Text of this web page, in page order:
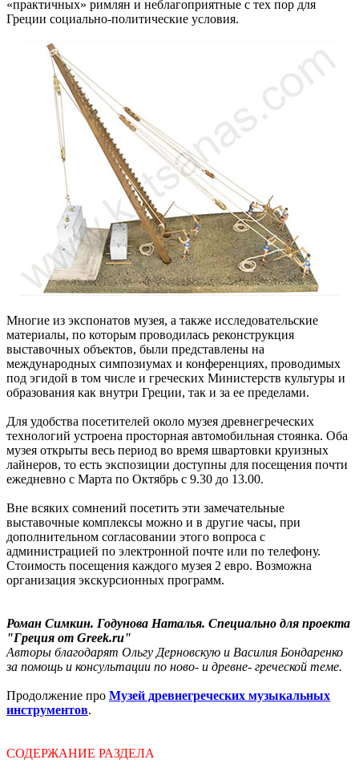
«практичных» римлян и неблагоприятные с тех пор для
Греции социально-политические условия.
Многие из экспонатов музея, а также исследовательские
материалы, по которым проводилась реконструкция
выставочных объектов, были представлены на
международных симпозиумах и конференциях, проводимых
под эгидой в том числе и греческих Министерств культуры и
образования как внутри Греции, так и за ее пределами.
Для удобства посетителей около музея древнегреческих
технологий устроена просторная автомобильная стоянка. Оба
музея открыты весь период во время швартовки круизных
лайнеров, то есть экспозиции доступны для посещения почти
ежедневно с Марта по Октябрь с 9.30 до 13.00.
Вне всяких сомнений посетить эти замечательные
выставочные комплексы можно и в другие часы, при
дополнительном согласовании этого вопроса с
администрацией по электронной почте или по телефону.
Стоимость посещения каждого музея 2 евро. Возможна
организация экскурсионных программ.
Роман Симкин. Годунова Наталья. Специально для проекта
"Греция от Greek.ru"
Авторы благодарят Ольгу Дерновскую и Василия Бондаренко
за помощь и консультации по ново- и древне- греческой теме.
Продолжение про Музей древнегреческих музыкальных
инструментов.
СОДЕРЖАНИЕ РАЗДЕЛА